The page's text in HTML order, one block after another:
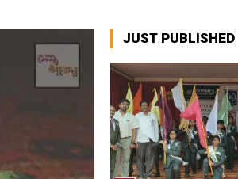
JUST PUBLISHED